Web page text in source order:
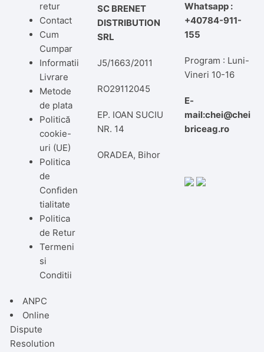
retur
Contact
Cum
Cumpar
Informatii
Livrare
Metode
de plata
Politică
cookie-
uri (UE)
Politica
de
Confiden
tialitate
Politica
de Retur
Termeni
si
Conditii
ANPC
Online
Dispute
Resolution
SC BRENET
DISTRIBUTION
SRL
J5/1663/2011
RO29112045
EP. IOAN SUCIU
NR. 14
ORADEA, Bihor
Whatsapp :
+40784-911-
155
Program : Luni-
Vineri 10-16
E-
mail:chei@chei
briceag.ro